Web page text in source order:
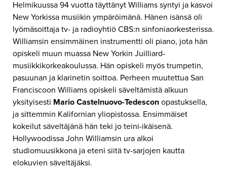
Helmikuussa 94 vuotta täyttänyt Williams syntyi ja kasvoi
New Yorkissa musiikin ympäröimänä. Hänen isänsä oli
lyömäsoittaja tv- ja radioyhtiö CBS:n sinfoniaorkesterissa.
Williamsin ensimmäinen instrumentti oli piano, jota hän
opiskeli muun muassa New Yorkin Juilliard-
musiikkikorkeakoulussa. Hän opiskeli myös trumpetin,
pasuunan ja klarinetin soittoa. Perheen muutettua San
Franciscoon Williams opiskeli säveltämistä alkuun
yksityisesti Mario Castelnuovo-Tedesconopastuksella,
ja sittemmin Kalifornian yliopistossa. Ensimmäiset
kokeilut säveltäjänä hän teki jo teini-ikäisenä.
Hollywoodissa John Williamsin ura alkoi
studiomuusikkona ja eteni siitä tv-sarjojen kautta
elokuvien säveltäjäksi.